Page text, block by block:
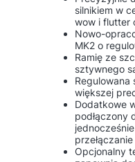
silnikiem w
wow i flutter
Nowo-
MK2 o
Ramię ze
sztywnego
większej
Dodatkowe
podłączony
Opcjonalny